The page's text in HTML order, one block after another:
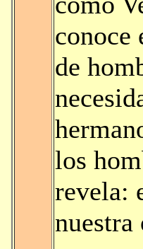
conoce
de
los
revela: